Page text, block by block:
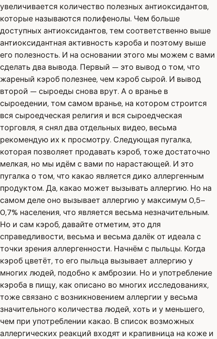
увеличивается количество полезных антиоксидантов,
которые называются полифенолы. Чем больше
доступных антиоксидантов, тем соответственно выше
антиоксидантная активность кэроба и поэтому выше
его полезность. И на основании этого мы можем с вами
сделать два вывода. Первый — это вывод о том, что
жареный кэроб полезнее, чем кэроб сырой. И вывод
второй — сыроеды снова врут. А о вранье в
сыроедении, том самом вранье, на котором строится
вся сыроедческая религия и вся сыроедческая
торговля, я снял два отдельных видео, весьма
рекомендую их к просмотру. Следующая пугалка,
которая позволяет продавать кэроб, тоже достаточно
мелкая, но мы идём с вами по нарастающей. И это
пугалка о том, что какао является дико аллергенным
продуктом. Да, какао может вызывать аллергию. Но на
самом деле оно вызывает аллергию у максимум 0,5–
0,7% населения, что является весьма незначительным.
Но и сам кэроб, давайте отметим, это для
справедливости, весьма и весьма далёк от идеала с
точки зрения аллергенности. Начнём с пыльцы. Когда
кэроб цветёт, то его пыльца вызывает аллергию у
многих людей, подобно к амброзии. Но и употребление
кэроба в пищу, как описано во многих исследованиях,
тоже связано с возникновением аллергии у весьма
значительного количества людей, хоть и у меньшего,
чем при употреблении какао. В список возможных
аллергических реакций входят и крапивница на коже и